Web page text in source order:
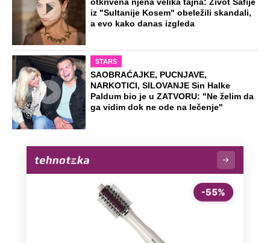
otkrivena njena velika tajna: Život Safije
iz "Sultanije Kosem" obeležili skandali,
a evo kako danas izgleda
STARS
SAOBRAĆAJKE, PUCNJAVE,
NARKOTICI, SILOVANJE Sin Halke
Paldum bio je u ZATVORU: "Ne želim da
ga vidim dok ne ode na lečenje"